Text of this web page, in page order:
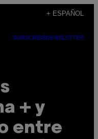
+ ESPAÑOL
SUBSCRIBENEWSLETTER
+ y
entre